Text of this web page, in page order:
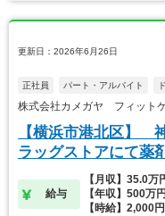
更新日：2026年6月26日
正社員 パート・アルバイト
株式会社カメガヤ フィット
【横浜市港北区】
ラッグストアにて薬
給与
【月収】35.0
【年収】500万
【時給】2,000